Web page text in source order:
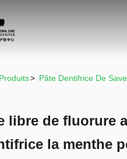
Produits> Pâte Dentifrice De
libre de fluorure
la menthe